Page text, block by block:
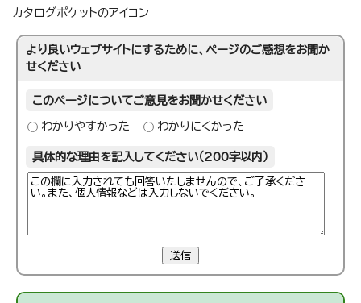
カタログポケットのアイコン
より良いウェブサイトにするために、ページのご感想をお聞か
せください
このページについてご意見をお聞かせください
わかりやすかった わかりにくかった
具体的な理由を記入してください（200字以内）
送信